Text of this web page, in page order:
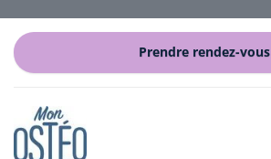
Prendre rendez-vous